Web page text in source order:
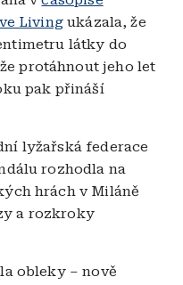
Livingukázala, že
látky do
protáhnout jeho let
pak přináší
lyžařská federace
rozhodla na
hrách v Miláně
a rozkroky
obleky – nově